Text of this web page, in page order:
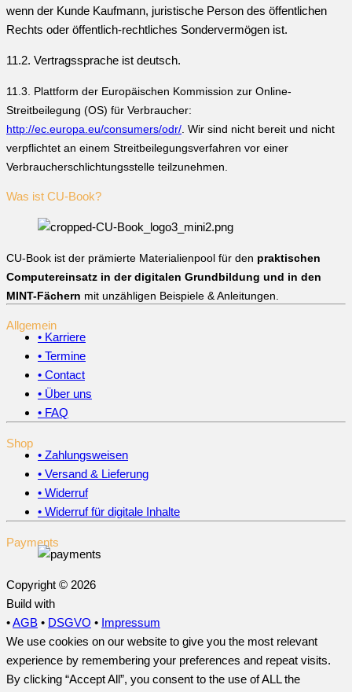
wenn der Kunde Kaufmann, juristische Person des öffentlichen
Rechts oder öffentlich-rechtliches Sondervermögen ist.
11.2. Vertragssprache ist deutsch.
11.3. Plattform der Europäischen Kommission zur Online-
Streitbeilegung (OS) für Verbraucher:
http://ec.europa.eu/consumers/odr/. Wir sind nicht bereit und nicht
verpflichtet an einem Streitbeilegungsverfahren vor einer
Verbraucherschlichtungsstelle teilzunehmen.
Was ist CU-Book?
CU-Book ist der prämierte Materialienpool für den praktischen
Computereinsatz in der digitalen Grundbildung und in den
MINT-Fächern mit unzähligen Beispiele & Anleitungen.
Allgemein
• Karriere
• Termine
• Contact
• Über uns
• FAQ
Shop
• Zahlungsweisen
• Versand & Lieferung
• Widerruf
• Widerruf für digitale Inhalte
Payments
Copyright © 2026
Build with
•AGB • DSGVO • Impressum
We use cookies on our website to give you the most relevant
experience by remembering your preferences and repeat visits.
By clicking “Accept All”, you consent to the use of ALL the